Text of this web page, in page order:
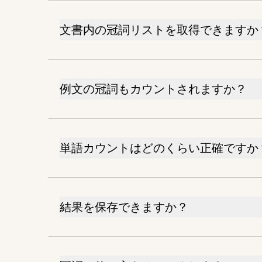
文書内の冠詞リストを取得できますか
例文の冠詞もカウントされますか？
単語カウントはどのくらい正確ですか
結果を保存できますか？